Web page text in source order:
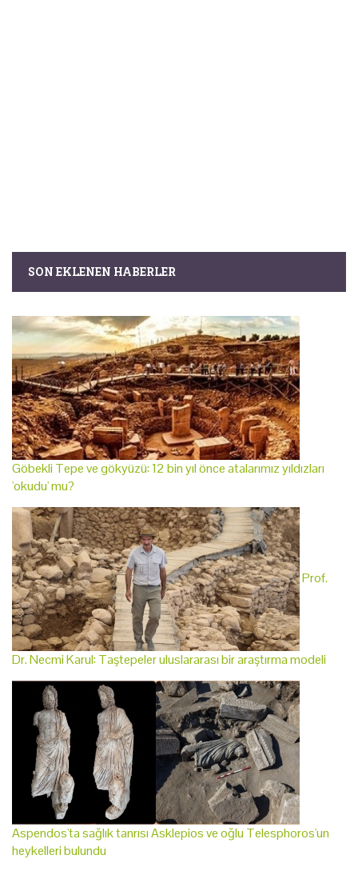
SON EKLENEN HABERLER
Göbekli Tepe ve gökyüzü: 12 bin yıl önce atalarımız yıldızları
'okudu' mu?
Prof.
Dr. Necmi Karul: Taştepeler uluslararası bir araştırma modeli
Aspendos'ta sağlık tanrısı Asklepios ve oğlu Telesphoros'un
heykelleri bulundu